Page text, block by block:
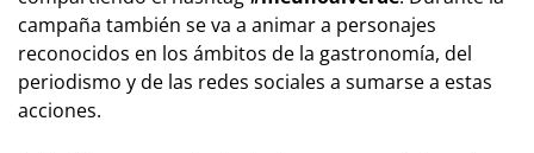
campaña también se va a animar a personajes
reconocidos en los ámbitos de la gastronomía, del
periodismo y de las redes sociales a sumarse a estas
acciones.